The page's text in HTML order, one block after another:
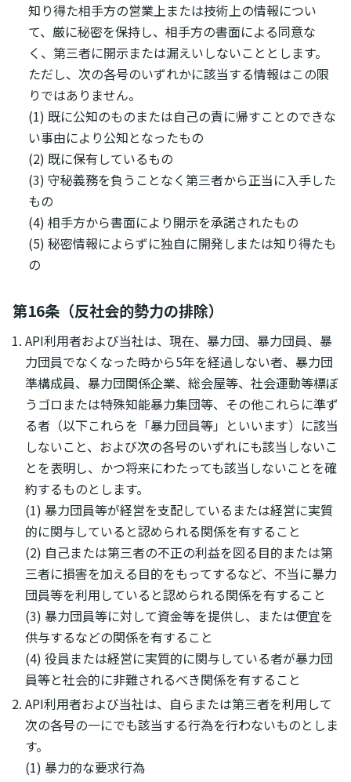
知り得た相手方の営業上または技術上の情報につい
て、厳に秘密を保持し、相手方の書面による同意な
く、第三者に開示または漏えいしないこととします。
ただし、次の各号のいずれかに該当する情報はこの限
りではありません。
(1) 既に公知のものまたは自己の責に帰すことのできな
い事由により公知となったもの
(2) 既に保有しているもの
(3) 守秘義務を負うことなく第三者から正当に入手した
もの
(4) 相手方から書面により開示を承諾されたもの
(5) 秘密情報によらずに独自に開発しまたは知り得たも
の
第16条（反社会的勢力の排除）
API利用者および当社は、現在、暴力団、暴力団員、暴
力団員でなくなった時から5年を経過しない者、暴力団
準構成員、暴力団関係企業、総会屋等、社会運動等標ぼ
うゴロまたは特殊知能暴力集団等、その他これらに準ず
る者（以下これらを「暴力団員等」といいます）に該当
しないこと、および次の各号のいずれにも該当しないこ
とを表明し、かつ将来にわたっても該当しないことを確
約するものとします。
(1) 暴力団員等が経営を支配しているまたは経営に実質
的に関与していると認められる関係を有すること
(2) 自己または第三者の不正の利益を図る目的または第
三者に損害を加える目的をもってするなど、不当に暴力
団員等を利用していると認められる関係を有すること
(3) 暴力団員等に対して資金等を提供し、または便宜を
供与するなどの関係を有すること
(4) 役員または経営に実質的に関与している者が暴力団
員等と社会的に非難されるべき関係を有すること
API利用者および当社は、自らまたは第三者を利用して
次の各号の一にでも該当する行為を行わないものとしま
す。
(1) 暴力的な要求行為